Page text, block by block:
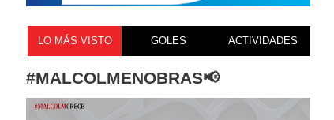
LO MÁS VISTO GOLES ACTIVIDADES
#MALCOLMENOBRAS📢